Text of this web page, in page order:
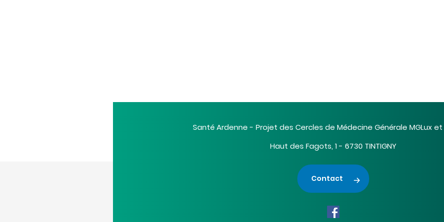
Santé Ardenne - Projet des Cercles de Médecine Générale MGLux et
Haut des Fagots, 1 - 6730 TINTIGNY
Contact